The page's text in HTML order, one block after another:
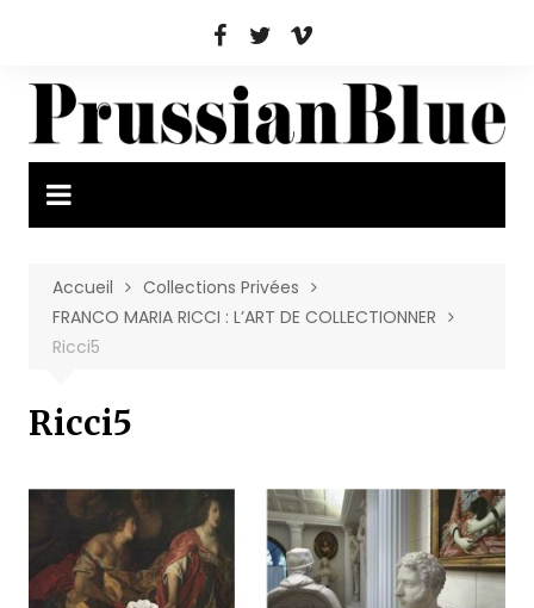
Accueil
Collections Privées
FRANCO MARIA RICCI : L’ART DE COLLECTIONNER
Ricci5
Ricci5